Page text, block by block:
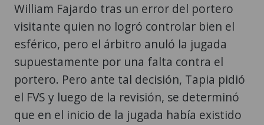
William Fajardo tras un error del portero
visitante quien no logró controlar bien el
esférico, pero el árbitro anuló la jugada
supuestamente por una falta contra el
portero. Pero ante tal decisión, Tapia pidió
el FVS y luego de la revisión, se determinó
que en el inicio de la jugada había existido